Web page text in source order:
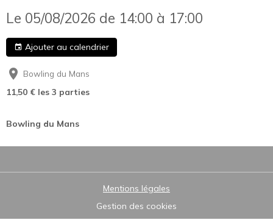
Le 05/08/2026 de 14:00 à 17:00
Ajouter au calendrier
Bowling du Mans
11,50 € les 3 parties
Bowling du Mans
Mentions légales
Gestion des cookies